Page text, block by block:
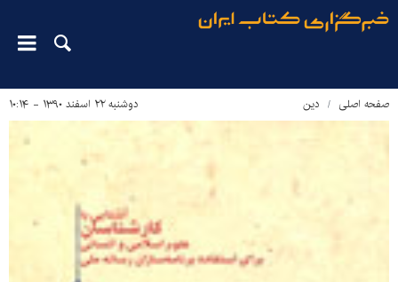
صفحه اصلی دین‌ دوشنبه ۲۲ اسفند ۱۳۹۰ - ۱۰:۱۴